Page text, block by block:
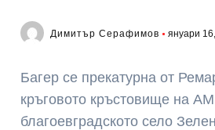
Димитър Серафимов януари
Багер се прекатурна от
кръговото кръстовище на АМ
благоевградското село